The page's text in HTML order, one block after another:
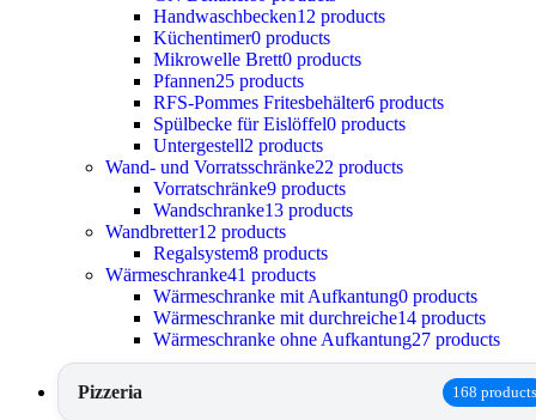
Handwaschbecken12 products
Küchentimer0 products
Mikrowelle Brett0 products
Pfannen25 products
RFS-Pommes Fritesbehälter6 products
Spülbecke für Eislöffel0 products
Untergestell2 products
Wand- und Vorratsschränke22 products
Vorratschränke9 products
Wandschranke13 products
Wandbretter12 products
Regalsystem8 products
Wärmeschranke41 products
Wärmeschranke mit Aufkantung0 products
Wärmeschranke mit durchreiche14 products
Wärmeschranke ohne Aufkantung27 products
Pizzeria 168 products